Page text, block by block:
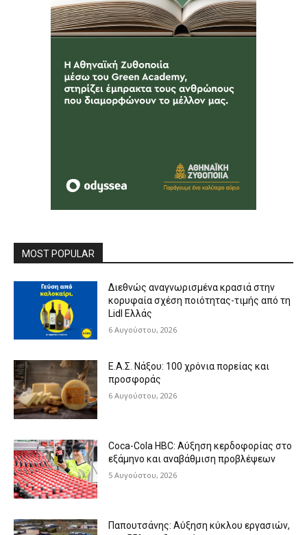
MOST POPULAR
Διεθνώς αναγνωρισμένα κρασιά στην
κορυφαία σχέση ποιότητας-τιμής από τη
Lidl Ελλάς
6 Αυγούστου, 2026
Ε.Α.Σ. Νάξου: 100 χρόνια πορείας και
προσφοράς
6 Αυγούστου, 2026
Coca-Cola HBC: Αύξηση κερδοφορίας στο
εξάμηνο και αναβάθμιση προβλέψεων
5 Αυγούστου, 2026
Παπουτσάνης: Αύξηση κύκλου εργασιών,